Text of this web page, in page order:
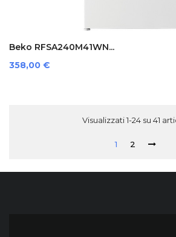
Beko RFSA240M41WN...
Prezzo
358,00 €
Visualizzati 1-24 su 41
1 2